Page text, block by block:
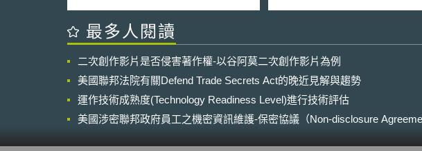
發成果運用的相關措施；而針對這些
措施，中國大陸國務院於同月26日制
定了相關的具體規定，並在3月2日時
規定分作16點，主要分三個大方向，
包括促進研究機構及大專院校的科技
研發成果轉移於民間企業、鼓勵科技
研發人員發展創新技術以及創業活
動，與科技研發環境的營造等等。
具體而言，其主要措施包括允許
科學雜誌，此舉意味生物科技
理及社會法制影響等方面的重視
國總統歐巴馬便敦促生物倫理委
對此發展進行密切觀察，評估此
將之影響、利益和風險。 英國對於合
成生物學發展的規範議題也十分
心，該國2009年開啟有關合成
最多人閱讀
二次創作影片是否侵害著作權-以谷阿莫二次創作影片為例
美國聯邦法院有關Defend Trade Secrets Act的晚近見解與趨勢
運作技術成熟度(Technology Readiness Level)進行技術評估
美國涉密聯邦政府員工之機密資訊維護-保密協議（Non-disclosure